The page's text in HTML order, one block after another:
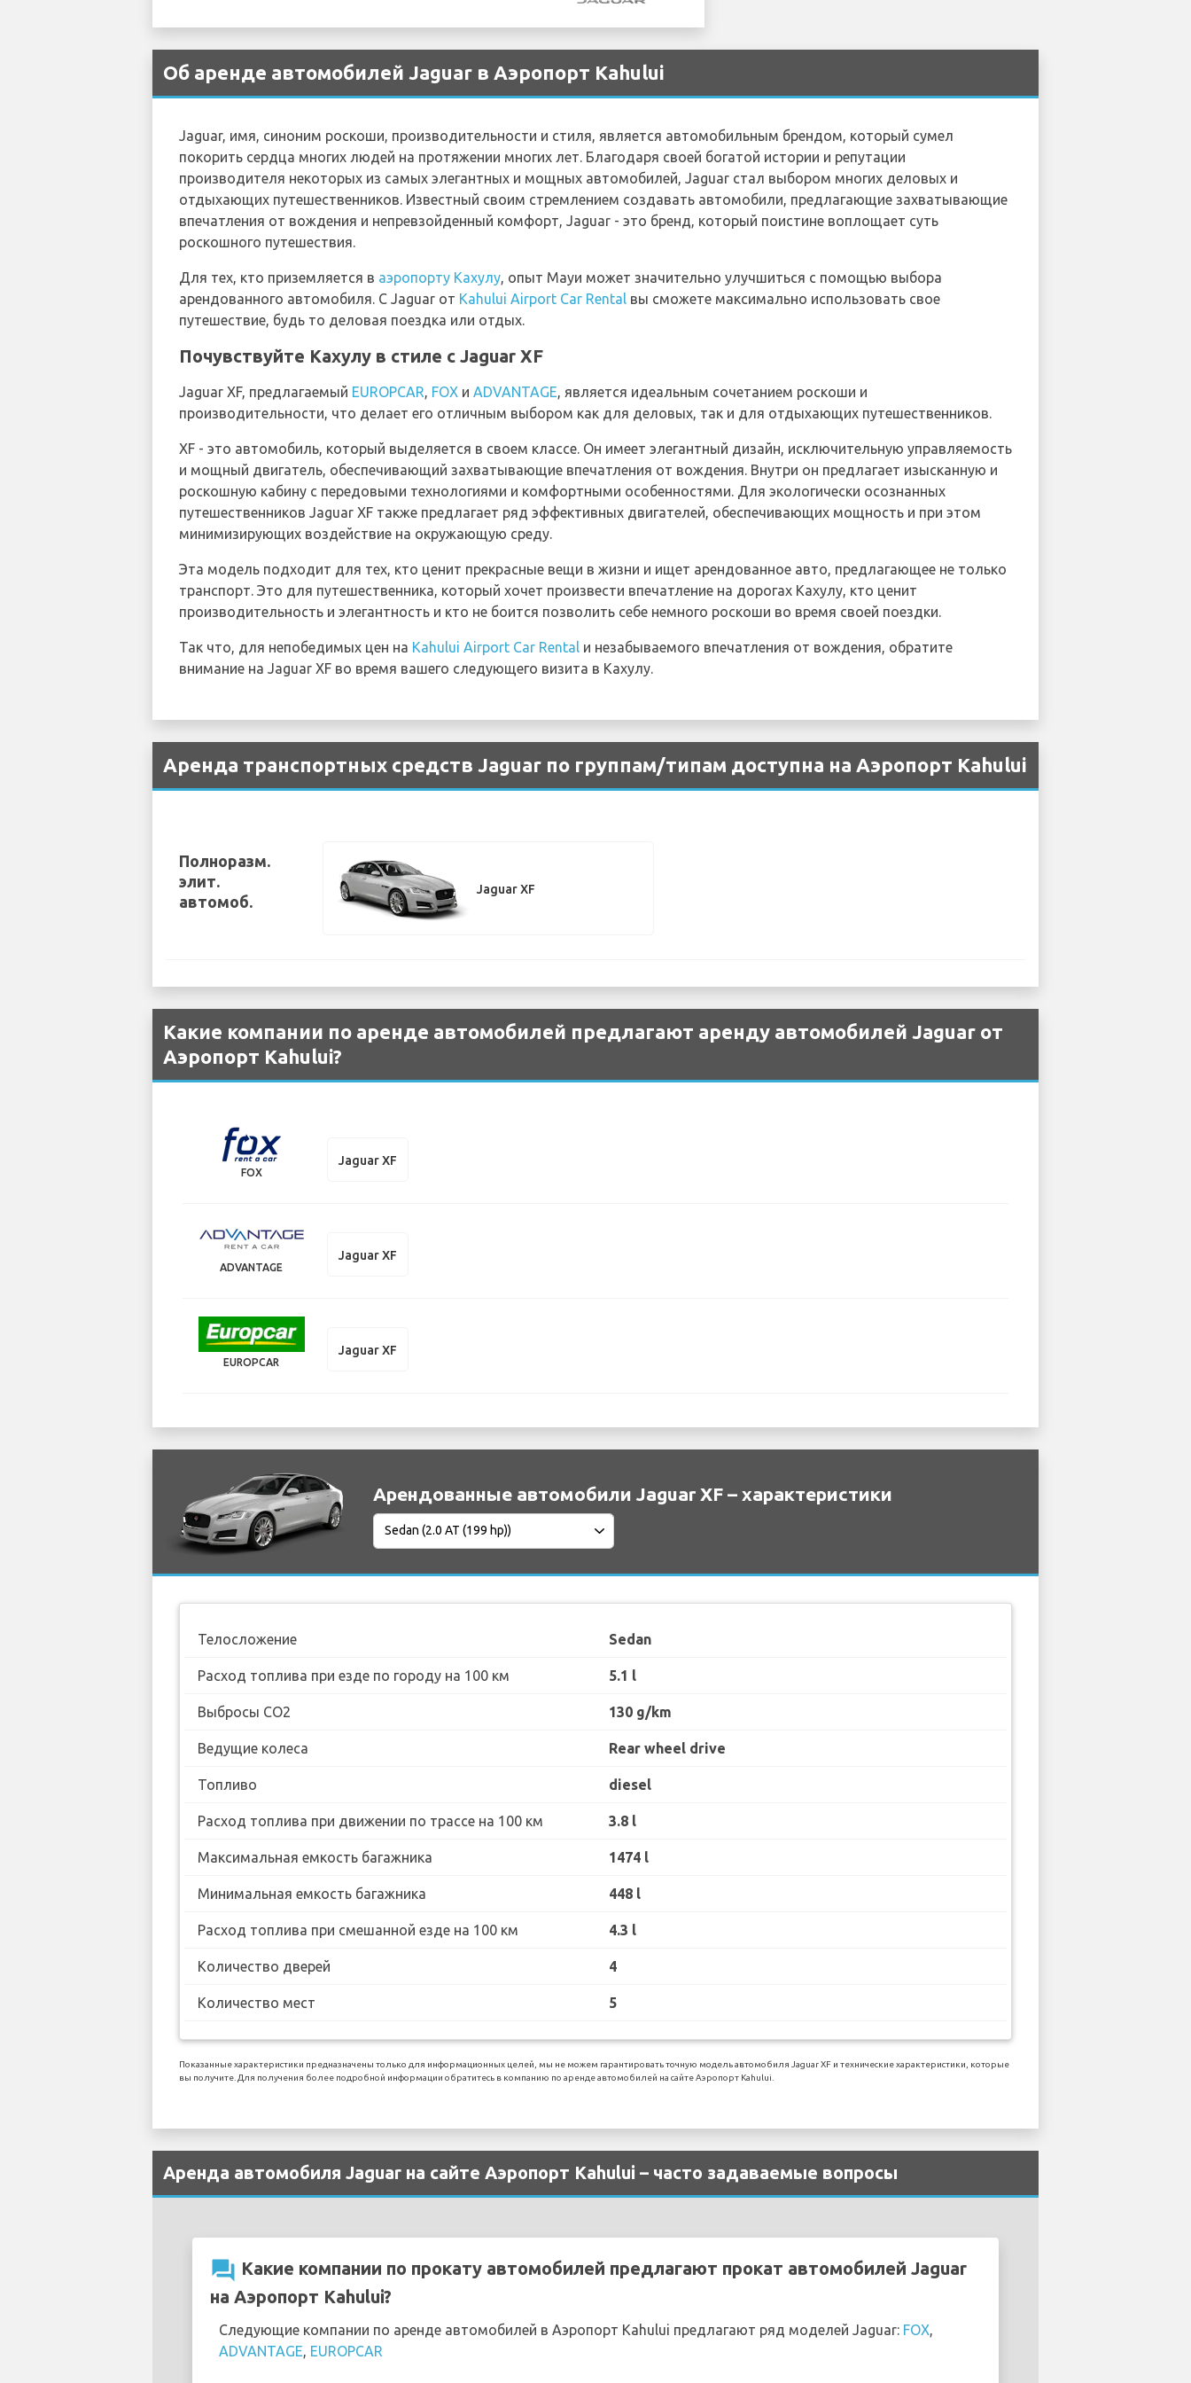
Об аренде автомобилей Jaguar в Аэропорт Kahului
Jaguar, имя, синоним роскоши, производительности и стиля, является автомобильным брендом, который сумел
покорить сердца многих людей на протяжении многих лет. Благодаря своей богатой истории и репутации
производителя некоторых из самых элегантных и мощных автомобилей, Jaguar стал выбором многих деловых и
отдыхающих путешественников. Известный своим стремлением создавать автомобили, предлагающие захватывающие
впечатления от вождения и непревзойденный комфорт, Jaguar - это бренд, который поистине воплощает суть
роскошного путешествия.
Для тех, кто приземляется в аэропорту Кахулу, опыт Мауи может значительно улучшиться с помощью выбора
арендованного автомобиля. С Jaguar от Kahului Airport Car Rental вы сможете максимально использовать свое
путешествие, будь то деловая поездка или отдых.
Почувствуйте Кахулу в стиле с Jaguar XF
Jaguar XF, предлагаемый EUROPCAR, FOX и ADVANTAGE, является идеальным сочетанием роскоши и
производительности, что делает его отличным выбором как для деловых, так и для отдыхающих путешественников.
XF - это автомобиль, который выделяется в своем классе. Он имеет элегантный дизайн, исключительную управляемость
и мощный двигатель, обеспечивающий захватывающие впечатления от вождения. Внутри он предлагает изысканную и
роскошную кабину с передовыми технологиями и комфортными особенностями. Для экологически осознанных
путешественников Jaguar XF также предлагает ряд эффективных двигателей, обеспечивающих мощность и при этом
минимизирующих воздействие на окружающую среду.
Эта модель подходит для тех, кто ценит прекрасные вещи в жизни и ищет арендованное авто, предлагающее не только
транспорт. Это для путешественника, который хочет произвести впечатление на дорогах Кахулу, кто ценит
производительность и элегантность и кто не боится позволить себе немного роскоши во время своей поездки.
Так что, для непобедимых цен на Kahului Airport Car Rental и незабываемого впечатления от вождения, обратите
внимание на Jaguar XF во время вашего следующего визита в Кахулу.
Аренда транспортных средств Jaguar по группам/типам доступна на Аэропорт Kahului
Полноразм.
элит.
автомоб.
Jaguar XF
Какие компании по аренде автомобилей предлагают аренду автомобилей Jaguar от
Аэропорт Kahului?
FOX
Jaguar XF
ADVANTAGE
Jaguar XF
EUROPCAR
Jaguar XF
Арендованные автомобили Jaguar XF – характеристики
Телосложение Sedan
Расход топлива при езде по городу на 100 км 5.1 l
Выбросы CO2 130 g/km
Ведущие колеса Rear wheel drive
Топливо diesel
Расход топлива при движении по трассе на 100 км 3.8 l
Максимальная емкость багажника 1474 l
Минимальная емкость багажника 448 l
Расход топлива при смешанной езде на 100 км 4.3 l
Количество дверей 4
Количество мест 5
Показанные характеристики предназначены только для информационных целей, мы не можем гарантировать точную модель автомобиля Jaguar XF и технические характеристики, которые
вы получите. Для получения более подробной информации обратитесь в компанию по аренде автомобилей на сайте Аэропорт Kahului.
Аренда автомобиля Jaguar на сайте Аэропорт Kahului – часто задаваемые вопросы
question_answer Какие компании по прокату автомобилей предлагают прокат автомобилей Jaguar
на Аэропорт Kahului?
Следующие компании по аренде автомобилей в Аэропорт Kahului предлагают ряд моделей Jaguar: FOX,
ADVANTAGE, EUROPCAR